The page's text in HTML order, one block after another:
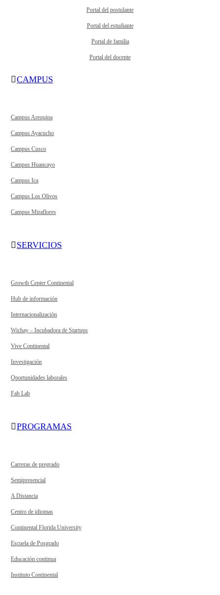
Portal del postulante
Portal del estudiante
Portal de familia
Portal del docente
CAMPUS
Campus Arequipa
Campus Ayacucho
Campus Cusco
Campus Huancayo
Campus Ica
Campus Los Olivos
Campus Miraflores
SERVICIOS
Growth Center Continental
Hub de información
Internacionalización
Wichay – Incubadora de Startups
Vive Continental
Investigación
Oportunidades laborales
Fab Lab
PROGRAMAS
Carreras de pregrado
Semipresencial
A Distancia
Centro de idiomas
Continental Florida University
Escuela de Posgrado
Educación continua
Instituto Continental